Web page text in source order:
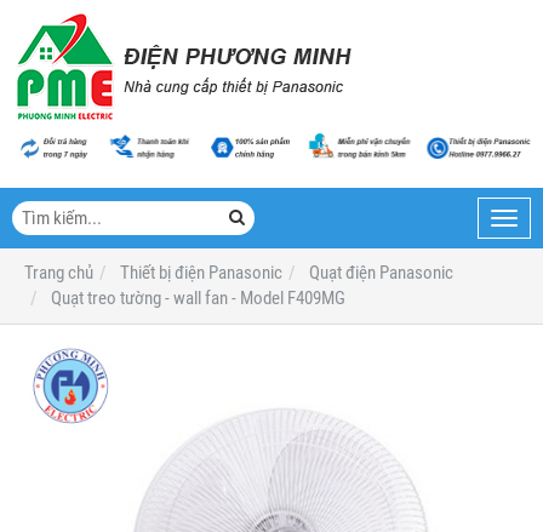
Trang chủ
Thiết bị điện Panasonic
Quạt điện Panasonic
Quạt treo tường - wall fan - Model F409MG